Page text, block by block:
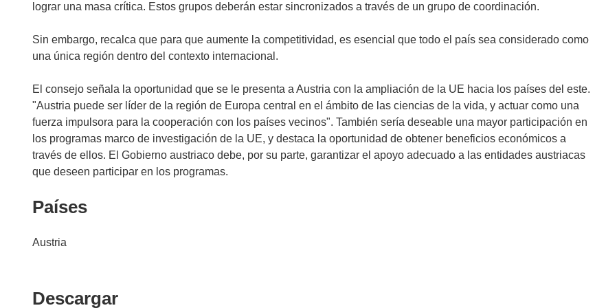
lograr una masa crítica. Estos grupos deberán estar sincronizados a través de un grupo de coordinación.
Sin embargo, recalca que para que aumente la competitividad, es esencial que todo el país sea considerado como
una única región dentro del contexto internacional.
El consejo señala la oportunidad que se le presenta a Austria con la ampliación de la UE hacia los países del este.
"Austria puede ser líder de la región de Europa central en el ámbito de las ciencias de la vida, y actuar como una
fuerza impulsora para la cooperación con los países vecinos". También sería deseable una mayor participación en
los programas marco de investigación de la UE, y destaca la oportunidad de obtener beneficios económicos a
través de ellos. El Gobierno austriaco debe, por su parte, garantizar el apoyo adecuado a las entidades austriacas
que deseen participar en los programas.
Países
Austria
DescargarDescargar